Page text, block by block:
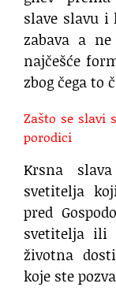
slave slavu i
zabava a
najčešće
zbog čega to
Zašto se slavi
porodici
Krsna
svetitelja
pred
svetitelja ili
životna
koje ste